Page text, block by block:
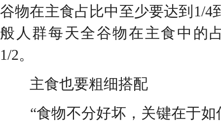
谷物在主食占比中至少要达到1/4
般人群每天全谷物在主食中的
1/2。
主食也要粗细搭配
“食物不分好坏，关键在于如